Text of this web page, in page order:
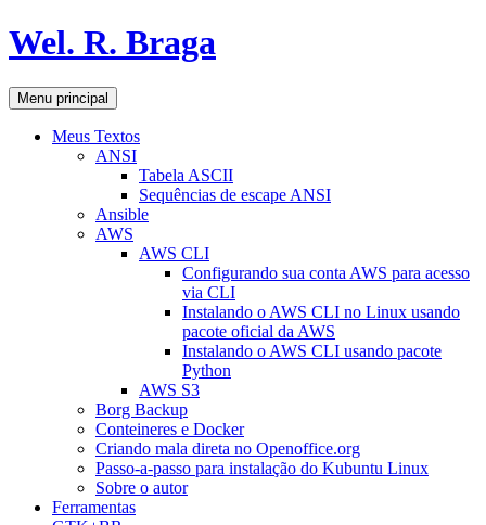
Pular
para
conteúdo
Wel. R. Braga
Pesquisar
Menu principal
Meus Textos
ANSI
Tabela ASCII
Sequências de escape ANSI
Ansible
AWS
AWS CLI
Configurando sua conta AWS para acesso
via CLI
Instalando o AWS CLI no Linux usando
pacote oficial da AWS
Instalando o AWS CLI usando pacote
Python
AWS S3
Borg Backup
Conteineres e Docker
Criando mala direta no Openoffice.org
Passo-a-passo para instalação do Kubuntu Linux
Sobre o autor
Ferramentas